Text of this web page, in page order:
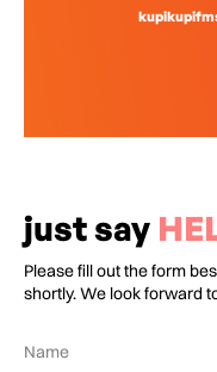
just say
Please fill out the form
shortly. We look forward